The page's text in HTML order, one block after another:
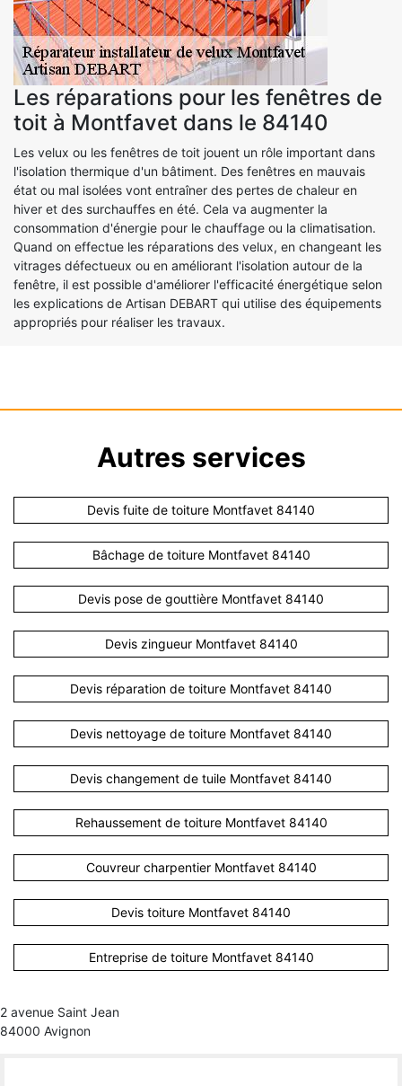
Les réparations pour les fenêtres de
toit à Montfavet dans le 84140
Les velux ou les fenêtres de toit jouent un rôle important dans
l'isolation thermique d'un bâtiment. Des fenêtres en mauvais
état ou mal isolées vont entraîner des pertes de chaleur en
hiver et des surchauffes en été. Cela va augmenter la
consommation d'énergie pour le chauffage ou la climatisation.
Quand on effectue les réparations des velux, en changeant les
vitrages défectueux ou en améliorant l'isolation autour de la
fenêtre, il est possible d'améliorer l'efficacité énergétique selon
les explications de Artisan DEBART qui utilise des équipements
appropriés pour réaliser les travaux.
Autres services
Devis fuite de toiture Montfavet 84140
Bâchage de toiture Montfavet 84140
Devis pose de gouttière Montfavet 84140
Devis zingueur Montfavet 84140
Devis réparation de toiture Montfavet 84140
Devis nettoyage de toiture Montfavet 84140
Devis changement de tuile Montfavet 84140
Rehaussement de toiture Montfavet 84140
Couvreur charpentier Montfavet 84140
Devis toiture Montfavet 84140
Entreprise de toiture Montfavet 84140
2 avenue Saint Jean
84000 Avignon